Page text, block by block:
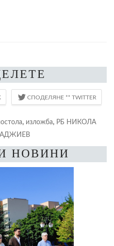
, изложба, РБ НИКОЛА
НОВИНИ